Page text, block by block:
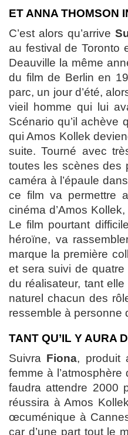
ET ANNA THOMSON
C’est alors qu’arrive
au festival de Toronto
Deauville la même
du film de Berlin en
parc, un jour d’été,
vieil homme qui lui
Scénario qu’il achève
qui Amos Kollek
suite. Tourné avec
toutes les scènes des
caméra à l’épaule
ce film va permettre
cinéma d’Amos
Le film pourtant
héroïne, va
marque la première
et sera suivi de
du réalisateur, tant
naturel chacun des
ressemble à personne
TANT QU’IL Y AURA
Suivra Fiona, produit
femme à
faudra attendre 2000
réussira à Amos
œcuménique à
car d’une part tout le